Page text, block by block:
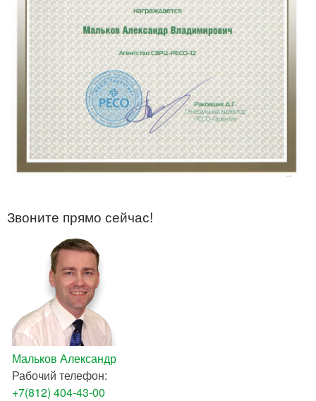
Звоните прямо сейчас!
Мальков Александр
Рабочий телефон:
+7(812) 404-43-00